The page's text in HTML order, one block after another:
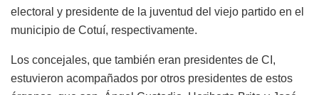
electoral y presidente de la juventud del viejo partido en el
municipio de Cotuí, respectivamente.
Los concejales, que también eran presidentes de CI,
estuvieron acompañados por otros presidentes de estos